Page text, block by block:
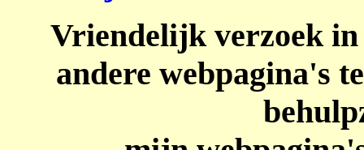
Vriendelijk verzoek
andere webpagina's